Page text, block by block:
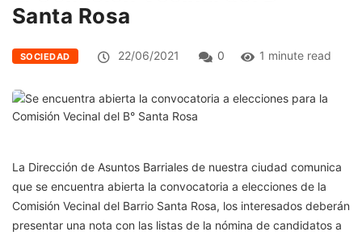
Santa Rosa
SOCIEDAD 22/06/2021 0 1 minute read
La Dirección de Asuntos Barriales de nuestra ciudad comunica
que se encuentra abierta la convocatoria a elecciones de la
Comisión Vecinal del Barrio Santa Rosa, los interesados deberán
presentar una nota con las listas de la nómina de candidatos a